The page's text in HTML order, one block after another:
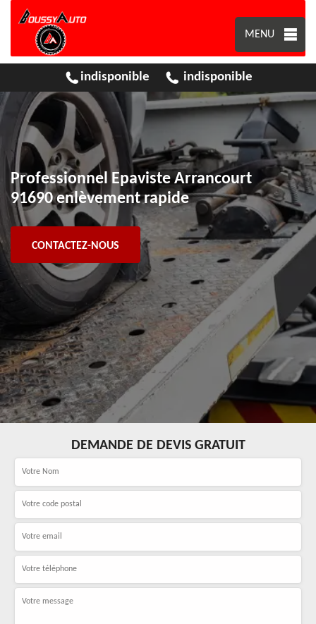
MENU
indisponible indisponible
Professionnel Epaviste Arrancourt
91690 enlèvement rapide
CONTACTEZ-NOUS
DEMANDE DE DEVIS GRATUIT